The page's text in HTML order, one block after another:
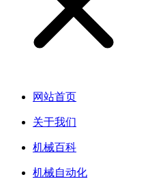
网站首页
关于我们
机械百科
机械自动化